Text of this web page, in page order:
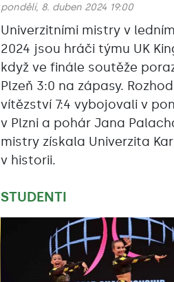
pondělí, 8. duben 2024 19:00
Univerzitními mistry v
2024 jsou hráči týmu UK
když ve finále soutěže
Plzeň 3:0 na zápasy.
vítězství 7:4 vybojovali v
v Plzni a pohár Jana
mistry získala Univerzita
v historii.
STUDENTI